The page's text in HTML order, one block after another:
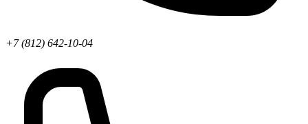
+7 (812) 642-10-04